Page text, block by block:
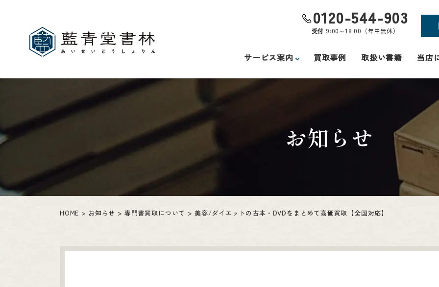
サービス案内 買取事例 取扱い書籍 当店
0120-544-903
受付 9:00～18:00（年中無休）
お知らせ
HOME お知らせ 専門書買取について 美容/ダイエットの古本・DVDをまとめて高価買取【全国対応】